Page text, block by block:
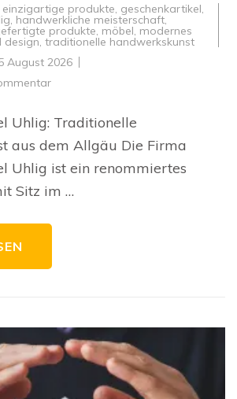
einzigartige produkte, geschenkartikel,
, handwerkliche meisterschaft,
produkte, möbel, modernes
design, traditionelle handwerkskunst
August 2026
zu
dem
Allgäu:
Tradition
Hagspiel
Uhlig
Uhlig: Traditionelle
aus dem Allgäu Die Firma
Uhlig ist ein renommiertes
Sitz im …